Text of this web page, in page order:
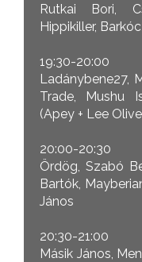
Rutkai Bori,
Hippikiller,
19:30-20:00
Ladánybene27,
Trade, Mushu
(Apey + Lee
20:00-20:30
Ördög, Szabó
Bartók,
János
20:30-21:00
Másik János,